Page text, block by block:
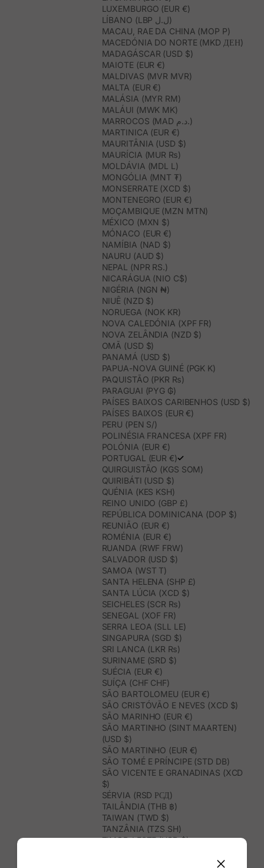
LUXEMBURGO (EUR €)
LÍBANO (LBP ل.ل)
MACAU, RAE DA CHINA (MOP P)
MACEDÓNIA DO NORTE (MKD ДЕН)
MADAGÁSCAR (USD $)
MAIOTE (EUR €)
MALDIVAS (MVR MVR)
MALTA (EUR €)
MALÁSIA (MYR RM)
MALÁUI (MWK MK)
MARROCOS (MAD د.م.)
MARTINICA (EUR €)
MAURITÂNIA (USD $)
MAURÍCIA (MUR ₨)
MOLDÁVIA (MDL L)
MONGÓLIA (MNT ₮)
MONSERRATE (XCD $)
MONTENEGRO (EUR €)
MOÇAMBIQUE (MZN MTN)
MÉXICO (MXN $)
MÓNACO (EUR €)
NAMÍBIA (NAD $)
NAURU (AUD $)
NEPAL (NPR RS.)
NICARÁGUA (NIO C$)
NIGÉRIA (NGN ₦)
NIUÊ (NZD $)
NORUEGA (NOK KR)
NOVA CALEDÓNIA (XPF FR)
NOVA ZELÂNDIA (NZD $)
OMÃ (USD $)
PANAMÁ (USD $)
PAPUA-NOVA GUINÉ (PGK K)
PAQUISTÃO (PKR ₨)
PARAGUAI (PYG ₲)
PAÍSES BAIXOS CARIBENHOS (USD $)
PAÍSES BAIXOS (EUR €)
PERU (PEN S/)
POLINÉSIA FRANCESA (XPF FR)
POLÓNIA (EUR €)
PORTUGAL (EUR €)
QUIRGUISTÃO (KGS SOM)
QUIRIBÁTI (USD $)
QUÉNIA (KES KSH)
REINO UNIDO (GBP £)
REPÚBLICA DOMINICANA (DOP $)
REUNIÃO (EUR €)
ROMÉNIA (EUR €)
RUANDA (RWF FRW)
SALVADOR (USD $)
SAMOA (WST T)
SANTA HELENA (SHP £)
SANTA LÚCIA (XCD $)
SEICHELES (SCR ₨)
SENEGAL (XOF FR)
SERRA LEOA (SLL LE)
SINGAPURA (SGD $)
SRI LANCA (LKR ₨)
SURINAME (SRD $)
SUÉCIA (EUR €)
SUÍÇA (CHF CHF)
SÃO BARTOLOMEU (EUR €)
SÃO CRISTÓVÃO E NEVES (XCD $)
SÃO MARINHO (EUR €)
SÃO MARTINHO (SINT MAARTEN)
(USD $)
SÃO MARTINHO (EUR €)
SÃO TOMÉ E PRÍNCIPE (STD DB)
SÃO VICENTE E GRANADINAS (XCD
$)
SÉRVIA (RSD РСД)
TAILÂNDIA (THB ฿)
TAIWAN (TWD $)
TANZÂNIA (TZS SH)
TIMOR-LESTE (USD $)